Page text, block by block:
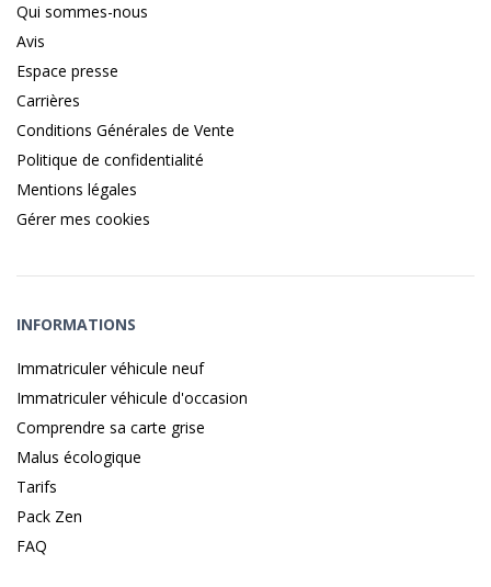
Qui sommes-nous
Avis
Espace presse
Carrières
Conditions Générales de Vente
Politique de confidentialité
Mentions légales
Gérer mes cookies
INFORMATIONS
Immatriculer véhicule neuf
Immatriculer véhicule d'occasion
Comprendre sa carte grise
Malus écologique
Tarifs
Pack Zen
FAQ